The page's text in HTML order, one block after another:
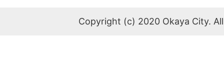
Copyright (c) 2020 Okaya City.